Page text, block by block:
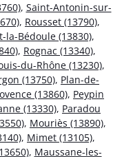
, Saint-Antonin-sur-
, Rousset (13790),
la-Bédoule (13830),
, Rognac (13340),
du-Rhône (13230),
(13750), Plan-de-
(13860), Peypin
(13330), Paradou
, Mouriès (13890),
, Mimet (13105),
, Maussane-les-